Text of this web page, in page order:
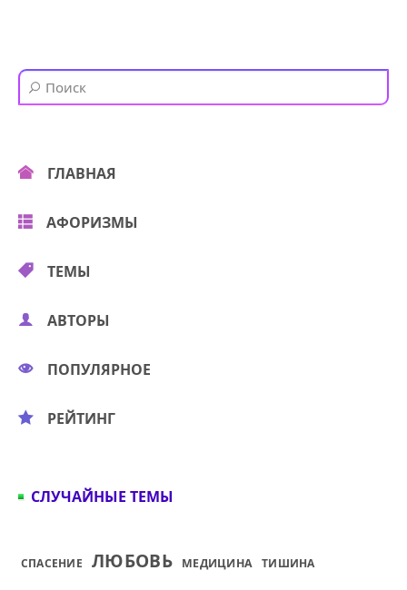
ГЛАВНАЯ
АФОРИЗМЫ
ТЕМЫ
АВТОРЫ
ПОПУЛЯРНОЕ
РЕЙТИНГ
СЛУЧАЙНЫЕ ТЕМЫ
СПАСЕНИЕ ЛЮБОВЬ МЕДИЦИНА ТИШИНА